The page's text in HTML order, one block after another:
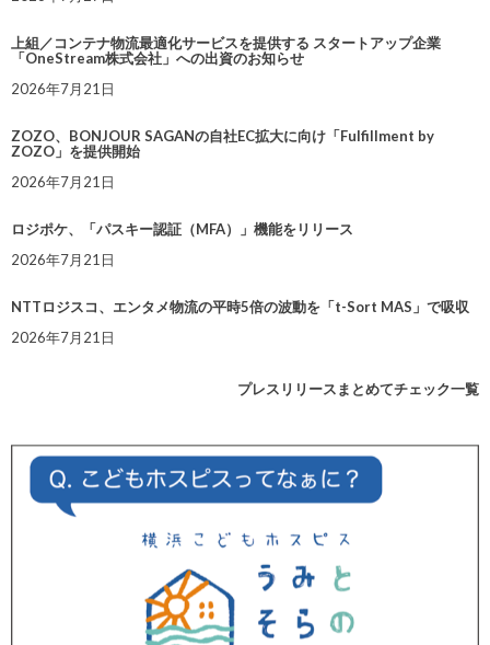
上組／コンテナ物流最適化サービスを提供する スタートアップ企業
「OneStream株式会社」への出資のお知らせ
2026年7月21日
ZOZO、BONJOUR SAGANの自社EC拡大に向け「Fulfillment by
ZOZO」を提供開始
2026年7月21日
ロジポケ、「パスキー認証（MFA）」機能をリリース
2026年7月21日
NTTロジスコ、エンタメ物流の平時5倍の波動を「t-Sort MAS」で吸収
2026年7月21日
プレスリリースまとめてチェック一覧